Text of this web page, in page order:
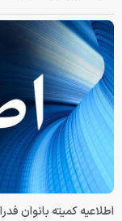
اطلاعیه کمیته بانوان